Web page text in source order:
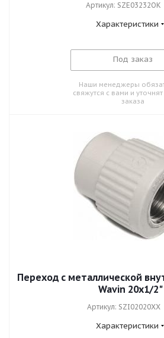
Артикул: SZE03232OK
Характеристики
Под заказ
Наши менеджеры
свяжутся с вами и
заказа
Переход с металлической
Wavin 20x1/2"
Артикул: SZI02020XX
Характеристики